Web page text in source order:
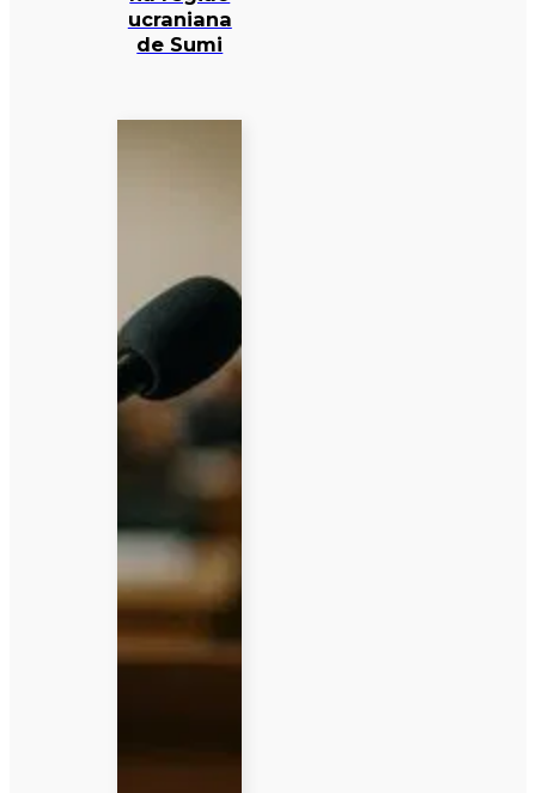
ucraniana
de Sumi